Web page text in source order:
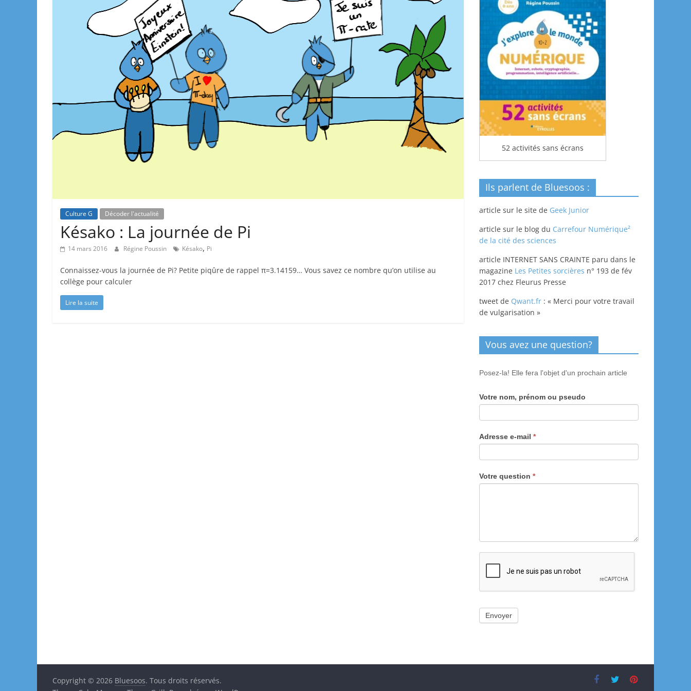
Culture G Décoder l'actualité
Késako : La journée de Pi
14 mars 2016 Régine Poussin Késako, Pi
Connaissez-vous la journée de Pi? Petite piqûre de rappel π=3.14159… Vous savez ce nombre qu’on utilise au
collège pour calculer
Lire la suite
52 activités sans écrans
Ils parlent de Bluesoos :
article sur le site de Geek Junior
article sur le blog du Carrefour Numérique²
de la cité des sciences
article INTERNET SANS CRAINTE paru dans le
magazine Les Petites sorcières n° 193 de fév
2017 chez Fleurus Presse
tweet de Qwant.fr : « Merci pour votre travail
de vulgarisation »
Vous avez une question?
Posez-la! Elle fera l'objet d'un prochain article
Votre nom, prénom ou pseudo
Adresse e-mail *
Votre question *
Copyright © 2026 Bluesoos. Tous droits réservés.